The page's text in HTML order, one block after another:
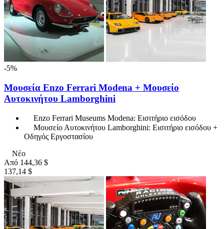
-5%
Μουσεία Enzo Ferrari Modena + Μουσείο
Αυτοκινήτου Lamborghini
Enzo Ferrari Museums Modena: Εισιτήριο εισόδου
Μουσείο Αυτοκινήτου Lamborghini: Εισιτήριο εισόδου +
Οδηγός Εργοστασίου
Νέο
Από 144,36 $
137,14 $